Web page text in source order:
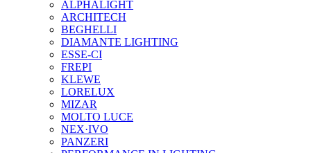
ALPHALIGHT
ARCHITECH
BEGHELLI
DIAMANTE LIGHTING
ESSE-CI
FREPI
KLEWE
LORELUX
MIZAR
MOLTO LUCE
NEX·IVO
PANZERI